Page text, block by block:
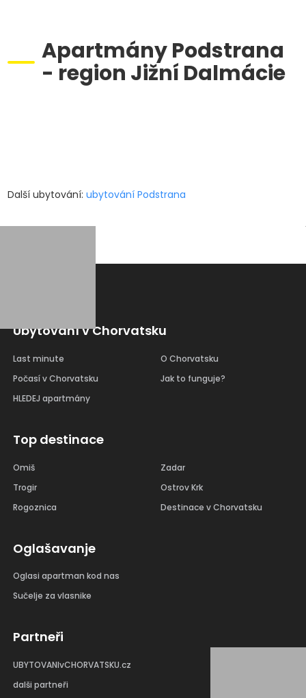
Apartmány Podstrana
- region Jižní Dalmácie
Další ubytování: ubytování Podstrana
Ubytování v Chorvatsku
Last minute
Počasí v Chorvatsku
HLEDEJ apartmány
O Chorvatsku
Jak to funguje?
Top destinace
Omiš
Trogir
Rogoznica
Zadar
Ostrov Krk
Destinace v Chorvatsku
Oglašavanje
Oglasi apartman kod nas
Sučelje za vlasnike
Partneři
UBYTOVANIvCHORVATSKU.cz
dalši partneři